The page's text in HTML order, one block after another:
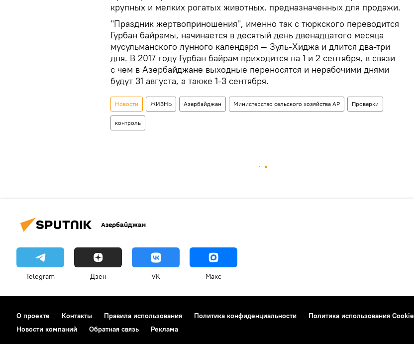
крупных и мелких рогатых животных, предназначенных для продажи.
"Праздник жертвоприношения", именно так с тюркского переводится
Гурбан байрамы, начинается в десятый день двенадцатого месяца
мусульманского лунного календаря — Зуль-Хиджа и длится два-три
дня. В 2017 году Гурбан байрам приходится на 1 и 2 сентября, в связи
с чем в Азербайджане выходные переносятся и нерабочими днями
будут 31 августа, а также 1-3 сентября.
Новости ЖИЗНЬ Азербайджан Министерство сельского хозяйства АР Проверки
контроль
Азербайджан
Telegram Дзен VK Макс
О проекте Контакты Правила использования Политика конфиденциальности Политика использования Cookie
Новости компаний
Обратная связь Реклама